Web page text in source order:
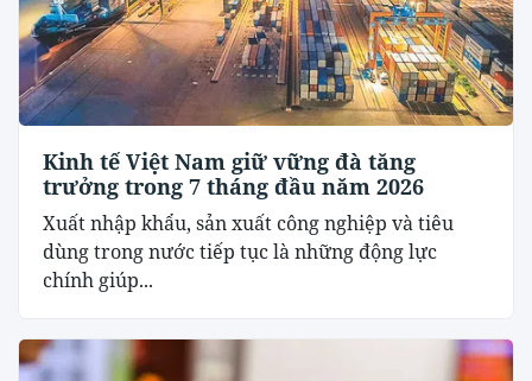
Kinh tế Việt Nam giữ vững đà tăng
trưởng trong 7 tháng đầu năm 2026
Xuất nhập khẩu, sản xuất công nghiệp và tiêu
dùng trong nước tiếp tục là những động lực
chính giúp...